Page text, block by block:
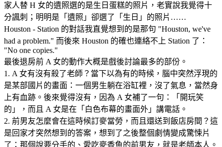
家人替 H 女的遺照選的是生日蛋糕的照片，老實說我覺得十
分諷刺；明明是「遺照」卻選了「生日」的照片……
Houston - Station 的對話我直覺想到的是那句 "Houston, we've
had a problem." 而後來 Houston 的確也連絡不上 Station 了：
"No one copies."
最後退房前 A 女的動作大概是戲後討論最多的部份。
1. A 女有沒有殺了老師？當下以為有的時候，腦中突然浮現的
是某部國片的畫面：一個男生躺在浴缸裡，沒了氣息，當然身
上有血跡。後來覺得沒有，因為 A 女補了一句：「開玩笑
的」，而且 A 女是在「白色布幕的畫面外」講電話。
2. 前男友怎麼會在這時候訂麥當勞，而且還送到飯店房間？這
是回家才突然想到的答案，想到了之後整個劇情變成驚悚片
了：那個說要分手的、愛吃麥香魚的前男友，就是老師本人。